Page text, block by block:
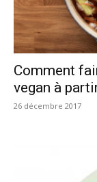
Comment
vegan à
26 décembre 2017